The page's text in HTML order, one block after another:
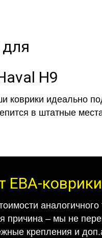
H9
идеально
в штатные
ЕВА-
причина – мы не
крепления и